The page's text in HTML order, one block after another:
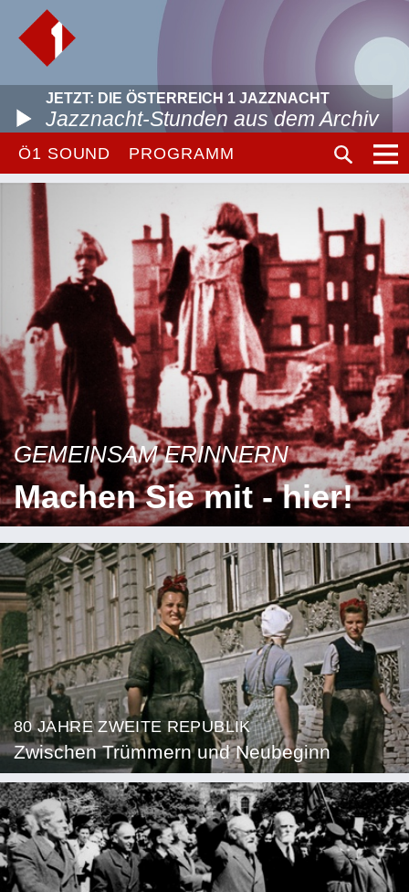
JETZT: DIE ÖSTERREICH 1 JAZZNACHT
Jazznacht-Stunden aus dem Archiv
Ö1 SOUND PROGRAMM
GEMEINSAM ERINNERN
Machen Sie mit - hier!
80 JAHRE ZWEITE REPUBLIK
Zwischen Trümmern und Neubeginn